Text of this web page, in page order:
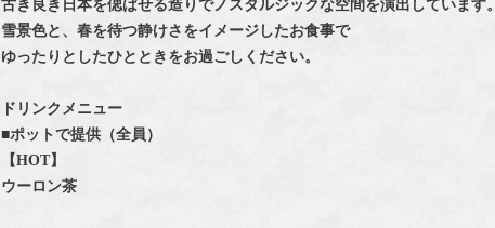
古き良き日本を偲ばせる造りでノスタルジックな空間を演出しています。
雪景色と、春を待つ静けさをイメージしたお食事で
ゆったりとしたひとときをお過ごしください。
ドリンクメニュー
■ポットで提供（全員）
【HOT】
ウーロン茶